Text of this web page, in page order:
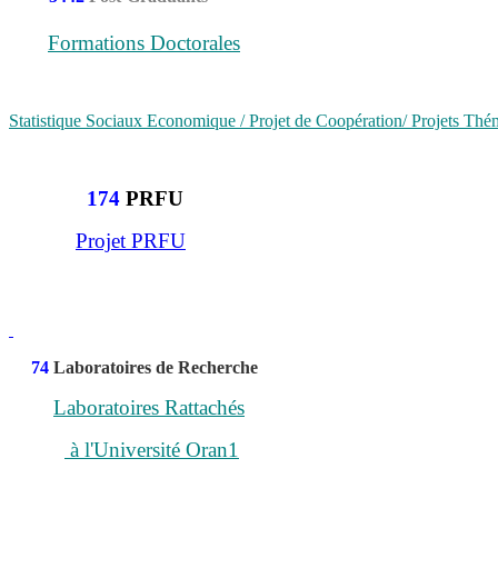
Formations Doctorales
Statistique Sociaux Economique / Projet de Coopération/ Projets
174 PRFU
Projet PRFU
74 Laboratoires de Recherche
Laboratoires Rattachés
à l'Université Oran1